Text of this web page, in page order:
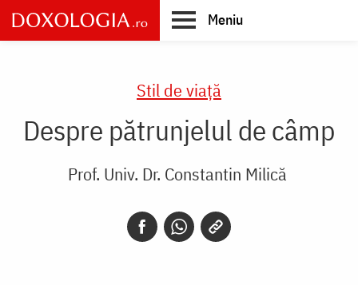
Skip
to
main
Meniu
Stil de viaţă
Despre pătrunjelul de câmp
Prof. Univ. Dr. Constantin Milică